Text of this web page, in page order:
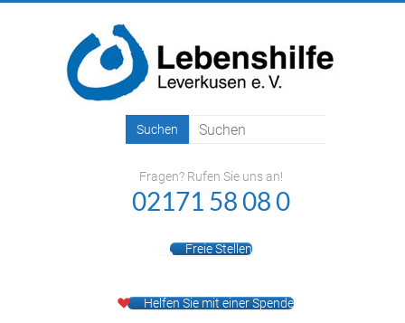
Lebenshilfe
LeverkusenFragen? Rufen Sie uns an!
02171 58 08 0
Freie Stellen
Helfen Sie mit einer Spende